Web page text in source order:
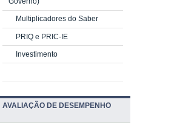
Multiplicadores do Saber
PRIQ e PRIC-IE
Investimento
AVALIAÇÃO DE DESEMPENHO